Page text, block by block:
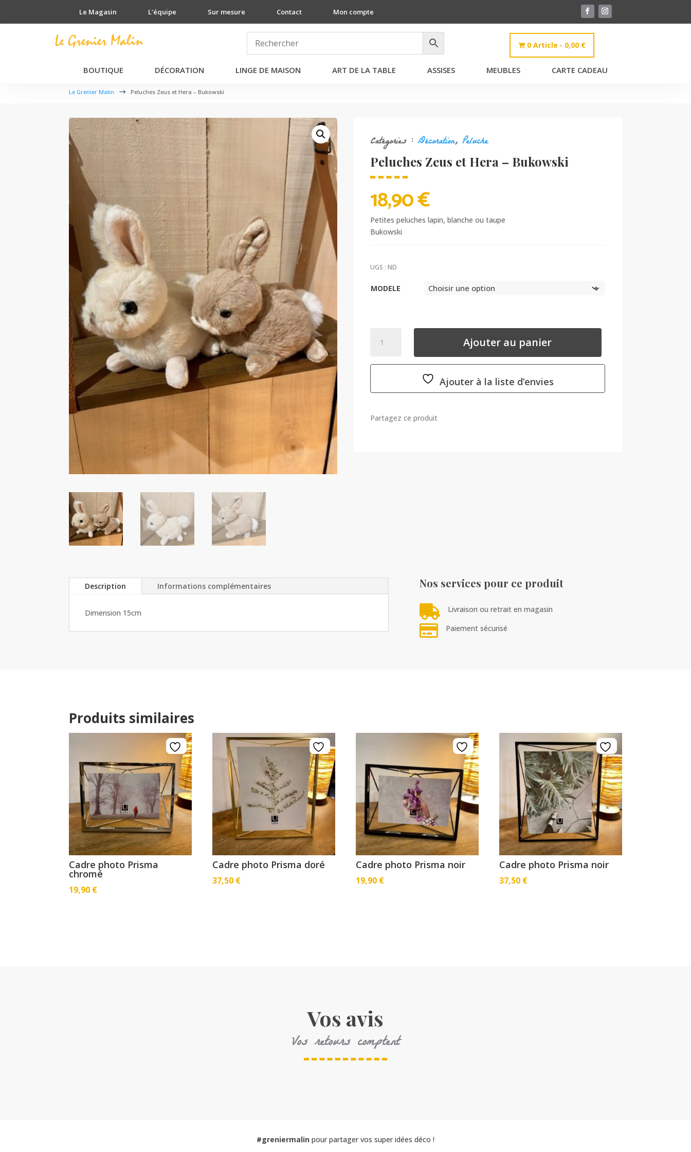
Le Magasin L’équipe Sur mesure Contact Mon compte
0 Article 0,00 €
BOUTIQUE DÉCORATION LINGE DE MAISON ART DE LA TABLE ASSISES MEUBLES CARTE CADEAU
Le Grenier Malin $ Peluches Zeus et Hera – Bukowski
Catégories :Décoration,Peluche
Peluches Zeus et Hera – Bukowski
18,90€
Petites peluches lapin, blanche ou taupe
Bukowski
UGS : ND
MODELE
ZEUS
HERA
BUKOWSKI
Ajouter au panier
Ajouter à la liste d’envies
Partagez ce produit
Description Informations complémentaires
Dimension 15cm
Nos services pour ce produit
 Livraison ou retrait en magasin
 Paiement sécurisé
Produits similaires
Cadre photo Prisma
chromé
19,90 €
Cadre photo Prisma doré
37,50 €
Cadre photo Prisma noir
19,90 €
Cadre photo Prisma noir
37,50 €
Vos avis
Vos retours comptent
#greniermalin pour partager vos super idées déco !